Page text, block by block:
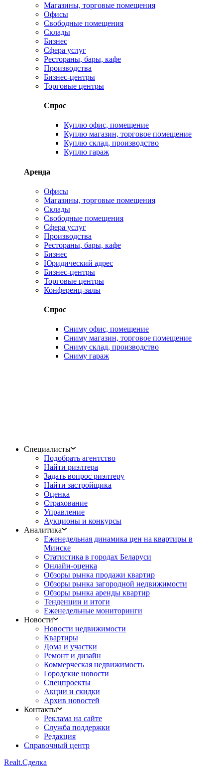
Магазины, торговые помещения
Офисы
Свободные помещения
Склады
Бизнес
Сфера услуг
Рестораны, бары, кафе
Производства
Бизнес-центры
Торговые центры
Спрос
Куплю офис, помещение
Куплю магазин, торговое помещение
Куплю склад, производство
Куплю гараж
Аренда
Офисы
Магазины, торговые помещения
Склады
Свободные помещения
Сфера услуг
Производства
Рестораны, бары, кафе
Бизнес
Юридический адрес
Бизнес-центры
Торговые центры
Конференц-залы
Спрос
Сниму офис, помещение
Сниму магазин, торговое помещение
Сниму склад, производство
Сниму гараж
Специалисты
Подобрать агентство
Найти риэлтера
Задать вопрос риэлтеру
Найти застройщика
Оценка
Страхование
Управление
Аукционы и конкурсы
Аналитика
Еженедельная динамика цен на квартиры в
Минске
Статистика в городах Беларуси
Онлайн-оценка
Обзоры рынка продажи квартир
Обзоры рынка загородной недвижимости
Обзоры рынка аренды квартир
Тенденции и итоги
Еженедельные мониторинги
Новости
Новости недвижимости
Квартиры
Дома и участки
Ремонт и дизайн
Коммерческая недвижимость
Городские новости
Спецпроекты
Акции и скидки
Архив новостей
Контакты
Реклама на сайте
Служба поддержки
Редакция
Справочный центр
Realt.Сделка